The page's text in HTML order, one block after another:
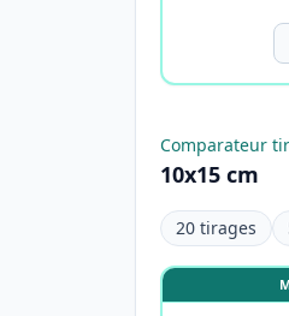
Comparateur
10x15 cm
20 tirages